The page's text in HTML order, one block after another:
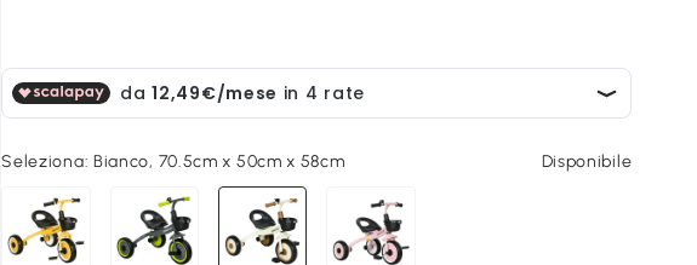
Seleziona: Bianco, 70.5cm x 50cm x 58cm Disponibile